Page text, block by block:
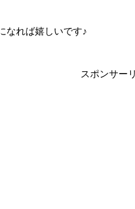
なれば嬉しいです♪
スポンサー